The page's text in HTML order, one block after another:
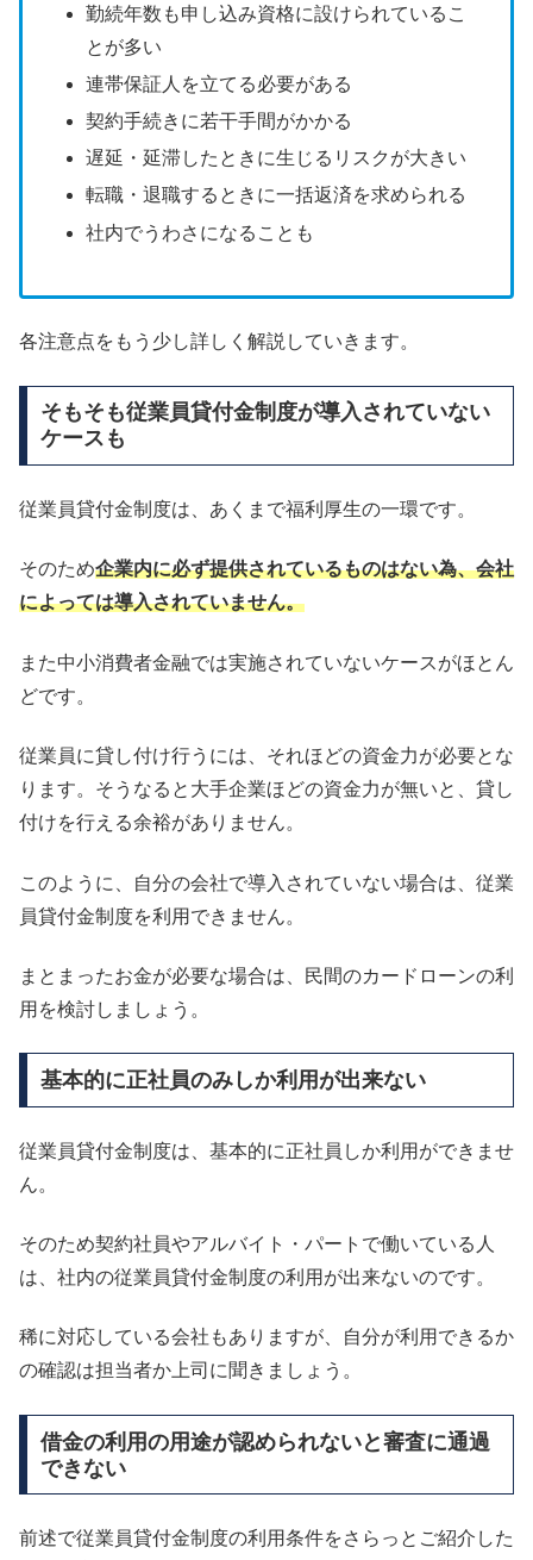
勤続年数も申し込み資格に設けられているこ
とが多い
連帯保証人を立てる必要がある
契約手続きに若干手間がかかる
遅延・延滞したときに生じるリスクが大きい
転職・退職するときに一括返済を求められる
社内でうわさになることも
各注意点をもう少し詳しく解説していきます。
そもそも従業員貸付金制度が導入されていない
ケースも
従業員貸付金制度は、あくまで福利厚生の一環です。
そのため企業内に必ず提供されているものはない為、会社
によっては導入されていません。
また中小消費者金融では実施されていないケースがほとん
どです。
従業員に貸し付け行うには、それほどの資金力が必要とな
ります。そうなると大手企業ほどの資金力が無いと、貸し
付けを行える余裕がありません。
このように、自分の会社で導入されていない場合は、従業
員貸付金制度を利用できません。
まとまったお金が必要な場合は、民間のカードローンの利
用を検討しましょう。
基本的に正社員のみしか利用が出来ない
従業員貸付金制度は、基本的に正社員しか利用ができませ
ん。
そのため契約社員やアルバイト・パートで働いている人
は、社内の従業員貸付金制度の利用が出来ないのです。
稀に対応している会社もありますが、自分が利用できるか
の確認は担当者か上司に聞きましょう。
借金の利用の用途が認められないと審査に通過
できない
前述で従業員貸付金制度の利用条件をさらっとご紹介した